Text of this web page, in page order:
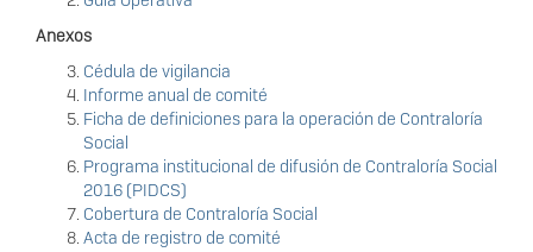
Anexos
Cédula de vigilancia
Informe anual de comité
Ficha de definiciones para la operación de Contraloría
Social
Programa institucional de difusión de Contraloría Social
2016 (PIDCS)
Cobertura de Contraloría Social
Acta de registro de comité